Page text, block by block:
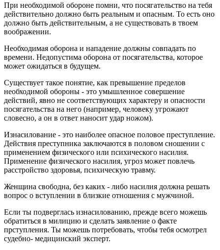
При необходимой обороне помни, что посягательство на тебя
действительно должно быть реальным и опасным. То есть оно
должно быть действительным, а не существовать в твоем
воображении.
Необходимая оборона и нападение должны совпадать по
времени. Недопустима оборона от посягательства, которое
может ожидаться в будущем.
Существует такое понятие, как превышение пределов
необходимой обороны - это умышленное совершение
действий, явно не соответствующих характеру и опасности
посягательства на него (например, человеку угрожают
словесно, а он в ответ наносит удар ножом).
Изнасилование - это наиболее опасное половое преступление.
Действия преступника заключаются в половом сношении с
применением физического или психического насилия.
Применение физического насилия, угроз может повлечь
расстройство здоровья, психическую травму.
Женщина свободна, без каких - либо насилия должна решать
вопрос о вступлении в близкие отношения с мужчиной.
Если ты подверглась изнасилованию, прежде всего можешь
обратиться в милицию и сделать заявление о факте
прступления. Ты можешь потребовать, чтобы тебя осмотрел
судебно- медицинский эксперт.